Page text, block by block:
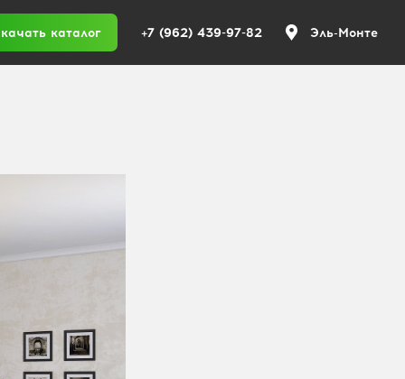
каталог +7 (962) 439-97-82 Эль-Монте